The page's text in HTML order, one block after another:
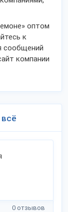
оптом
к
сообщений
компании
0 отзывов